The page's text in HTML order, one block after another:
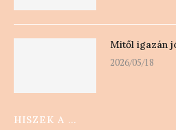
Mitől igazán
2026/05/18
HISZEK A …